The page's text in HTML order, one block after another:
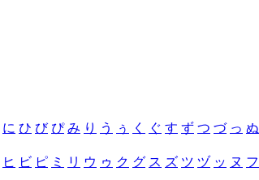
に ひ び ぴ み り う ぅ く ぐ す ず つ づ っ ぬ
ヒ ビ ピ ミ リ ウ ゥ ク グ ス ズ ツ ヅ ッ ヌ フ